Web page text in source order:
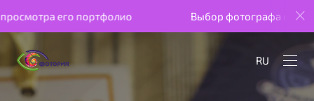
портфолио Выбор фотографа начинается с
RU